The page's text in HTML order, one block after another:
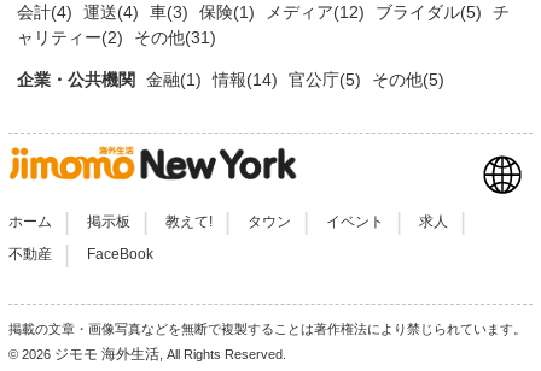
会計(4)
運送(4) 車(3) 保険(1) メディア(12) ブライダル(5)
チ
ャリティー(2)
その他(31)
企業・公共機関 金融(1) 情報(14) 官公庁(5) その他(5)
ホーム 掲示板 教えて! タウン イベント 求人
不動産 FaceBook
掲載の文章・画像写真などを無断で複製することは著作権法により禁じられています。
© 2026 ジモモ 海外生活 , All Rights Reserved.